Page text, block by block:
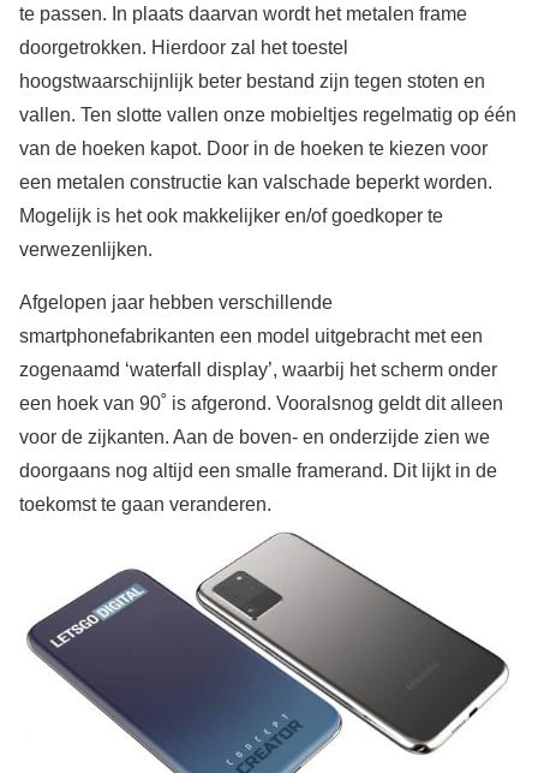
te passen. In plaats daarvan wordt het metalen frame
doorgetrokken. Hierdoor zal het toestel
hoogstwaarschijnlijk beter bestand zijn tegen stoten en
vallen. Ten slotte vallen onze mobieltjes regelmatig op één
van de hoeken kapot. Door in de hoeken te kiezen voor
een metalen constructie kan valschade beperkt worden.
Mogelijk is het ook makkelijker en/of goedkoper te
verwezenlijken.
Afgelopen jaar hebben verschillende
smartphonefabrikanten een model uitgebracht met een
zogenaamd ‘waterfall display’, waarbij het scherm onder
een hoek van 90˚ is afgerond. Vooralsnog geldt dit alleen
voor de zijkanten. Aan de boven- en onderzijde zien we
doorgaans nog altijd een smalle framerand. Dit lijkt in de
toekomst te gaan veranderen.